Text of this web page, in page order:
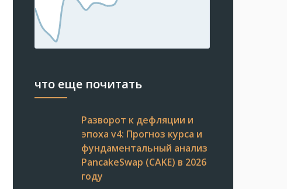
что еще почитать
Разворот к дефляции и
эпоха v4: Прогноз курса и
фундаментальный анализ
PancakeSwap (CAKE) в 2026
году